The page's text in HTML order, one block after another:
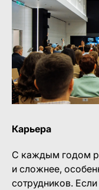
Карьера
С каждым годом
и сложнее,
сотрудников.